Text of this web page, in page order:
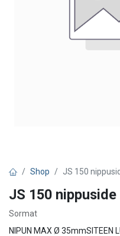
Shop JS 150
JS 150
Sormat
NIPUN MAX Ø 35mmSITEEN